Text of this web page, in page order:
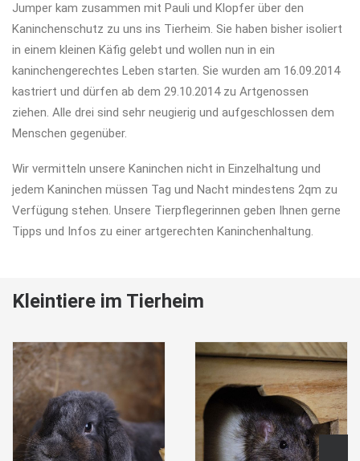
Jumper kam zusammen mit Pauli und Klopfer über den
Kaninchenschutz zu uns ins Tierheim. Sie haben bisher isoliert
in einem kleinen Käfig gelebt und wollen nun in ein
kaninchengerechtes Leben starten. Sie wurden am 16.09.2014
kastriert und dürfen ab dem 29.10.2014 zu Artgenossen
ziehen. Alle drei sind sehr neugierig und aufgeschlossen dem
Menschen gegenüber.
Wir vermitteln unsere Kaninchen nicht in Einzelhaltung und
jedem Kaninchen müssen Tag und Nacht mindestens 2qm zu
Verfügung stehen. Unsere Tierpflegerinnen geben Ihnen gerne
Tipps und Infos zu einer artgerechten Kaninchenhaltung.
Kleintiere im Tierheim